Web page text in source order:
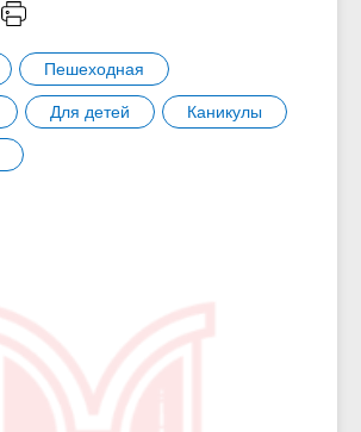
Пешеходная
Для детей Каникулы